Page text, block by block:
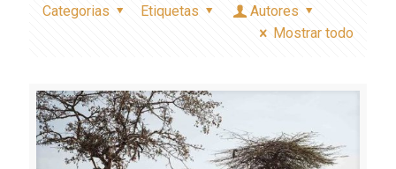
Categorias Etiquetas
Autores
Mostrar todo